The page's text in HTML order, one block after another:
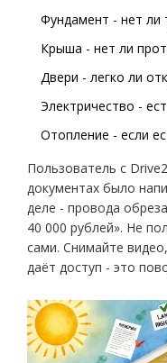
Фундамент - нет ли
Крыша - нет ли
Двери - легко ли
Электричество -
Отопление - если
Пользователь с
документах было
деле - провода
40 000 рублей». Не
сами. Снимайте
даёт доступ - это